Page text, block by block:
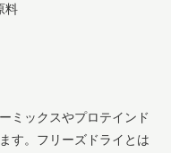
料
ミックスやプロテインド
す。フリーズドライとは